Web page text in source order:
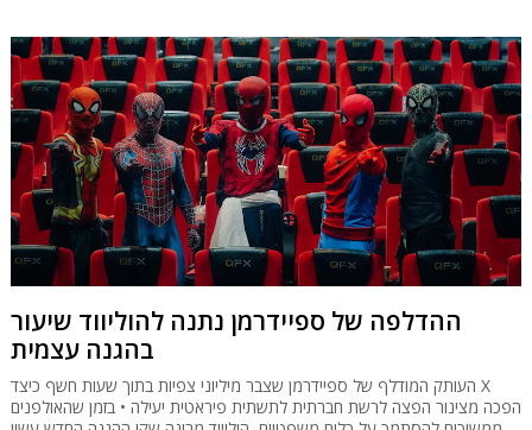
ההדלפה של ספיידרמן נתנה להוליווד שיעור
בהגנה עצמית
העותק המודלף של ספיידרמן שצבר מיליוני צפיות בתוך שעות חשף כיצד X
הפכה מצינור הפצה לרשת חברתית לתשתית פיראטית יעילה • בזמן שהאולפנים